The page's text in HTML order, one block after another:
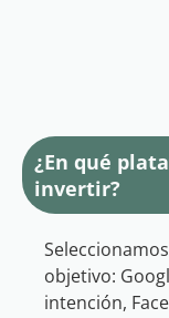
¿En qué
invertir?
objetivo:
intención,